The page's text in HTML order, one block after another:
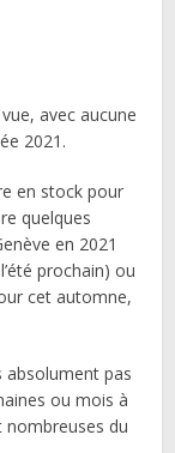
avec aucune
2021.
en stock pour
quelques
en 2021
prochain) ou
cet automne,
absolument pas
ou mois à
nombreuses du